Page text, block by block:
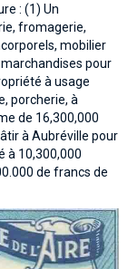
: (1) Un
fromagerie,
mobilier
pour
à usage
porcherie, à
de 16,300,000
à Aubréville pour
à 10,300,000
de francs de